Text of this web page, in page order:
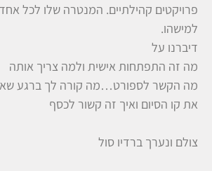
פרויקטים קהילתיים. המנטרה שלו לכל
למישהו.
דיברנו על
מה זה התפתחות אישית ולמה צריך אותה
מה הקשר לספורט…מה קורה לך ברגע
את קו הסיום ואיך זה קשור לכסף
צולם ונערך ברדיו סול